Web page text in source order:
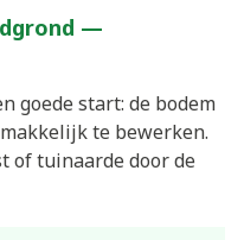
—
goede start: de bodem
te bewerken.
of tuinaarde door de